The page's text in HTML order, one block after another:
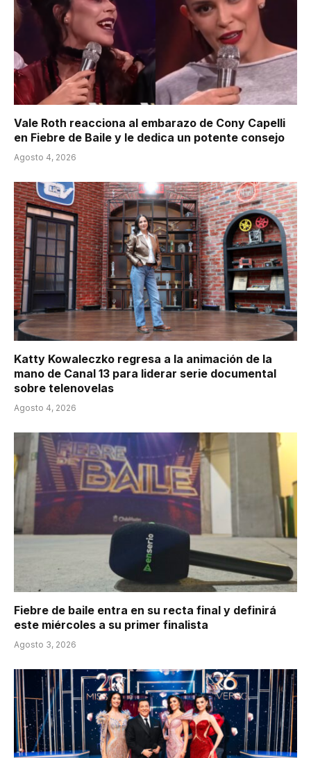
Vale Roth reacciona al embarazo de Cony Capelli
en Fiebre de Baile y le dedica un potente consejo
Agosto 4, 2026
Katty Kowaleczko regresa a la animación de la
mano de Canal 13 para liderar serie documental
sobre telenovelas
Agosto 4, 2026
Fiebre de baile entra en su recta final y definirá
este miércoles a su primer finalista
Agosto 3, 2026